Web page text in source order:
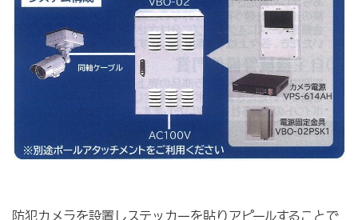
防犯カメラを設置しステッカーを貼りアピールすることで